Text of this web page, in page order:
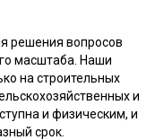
решения вопросов
масштаба. Наши
на строительных
и
и физическим, и
срок.